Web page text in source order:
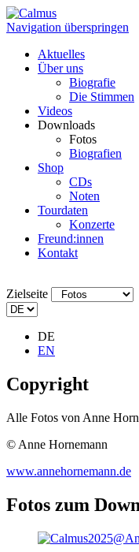
Navigation überspringen
Aktuelles
Über uns
Biografie
Die Stimmen
Videos
Downloads
Fotos
Biografien
Shop
CDs
Noten
Tourdaten
Konzerte
Freund:innen
Kontakt
Zielseite
DE
EN
Copyright
Alle Fotos von Anne
© Anne Hornemann
www.annehornemann.de
Fotos zum